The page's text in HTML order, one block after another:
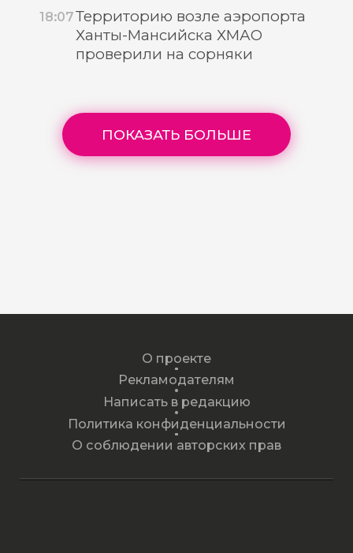
18:07Территорию возле аэропорта
Ханты-Мансийска ХМАО
проверили на сорняки
ПОКАЗАТЬ БОЛЬШЕ
О проекте
Рекламодателям
Написать в редакцию
Политика конфиденциальности
О соблюдении авторских прав